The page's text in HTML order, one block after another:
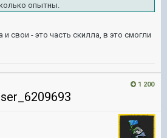
опытны.
и свои - это часть скилла, в это смогли
1 200